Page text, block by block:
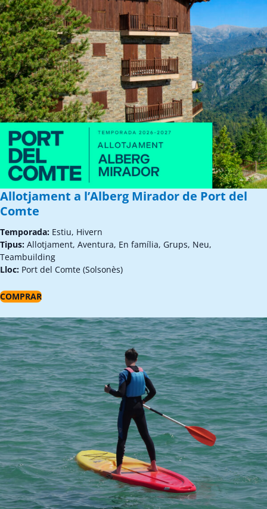
Allotjament a l’Alberg Mirador de Port del
Comte
Temporada: Estiu, Hivern
Tipus: Allotjament, Aventura, En família, Grups, Neu,
Teambuilding
Lloc: Port del Comte (Solsonès)
COMPRAR